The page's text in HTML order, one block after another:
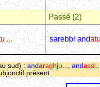
Passé (2)
... sarebbi andatu
sud) : andaraghju andassi
présent